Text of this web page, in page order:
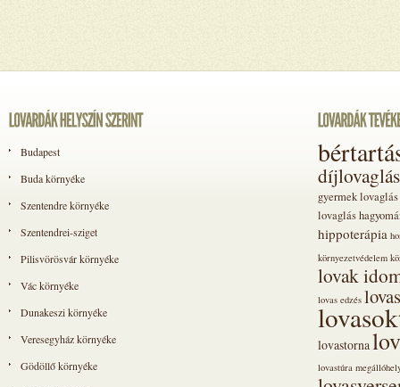
Budapest
Buda környéke
Szentendre környéke
Szentendrei-sziget
Pilisvörösvár környéke
Vác környéke
Dunakeszi környéke
Veresegyház környéke
Gödöllő környéke
díjlovaglás
gyermek lovaglás
lovaglás
hippoterápia
környezetvédelem
lovak
lovas edzés
lovastorna
lovastúra